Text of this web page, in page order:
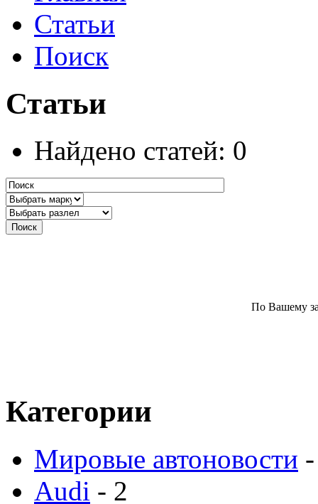
Статьи
Поиск
Статьи
Найдено статей: 0
По Вашему
Категории
Мировые автоновости
Audi - 2